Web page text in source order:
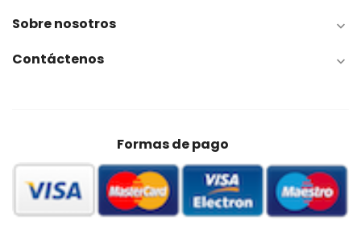
Sobre nosotros 
Contáctenos 
Formas de pago